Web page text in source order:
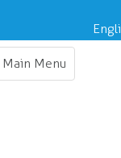
Main Menu
Toggle